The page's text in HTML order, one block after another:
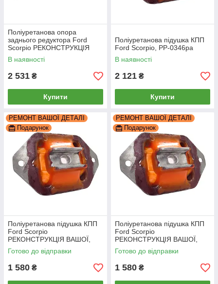
Поліуретанова опора
заднього редуктора Ford
Scorpio РЕКОНСТРУКЦІЯ
ВАШОЇ, PP-0369pb
В наявності
2 531 ₴
Купити
Поліуретанова підушка КПП
Ford Scorpio, PP-0346pa
В наявності
2 121 ₴
Купити
РЕМОНТ ВАШОЇ ДЕТАЛІ
Подарунок
Поліуретанова підушка КПП
Ford Scorpio
РЕКОНСТРУКЦІЯ ВАШОЇ,
PP-0346pb
Готово до відправки
1 580 ₴
РЕМОНТ ВАШОЇ ДЕТАЛІ
Подарунок
Поліуретанова підушка КПП
Ford Scorpio
РЕКОНСТРУКЦІЯ ВАШОЇ,
PP-0346pb
Готово до відправки
1 580 ₴